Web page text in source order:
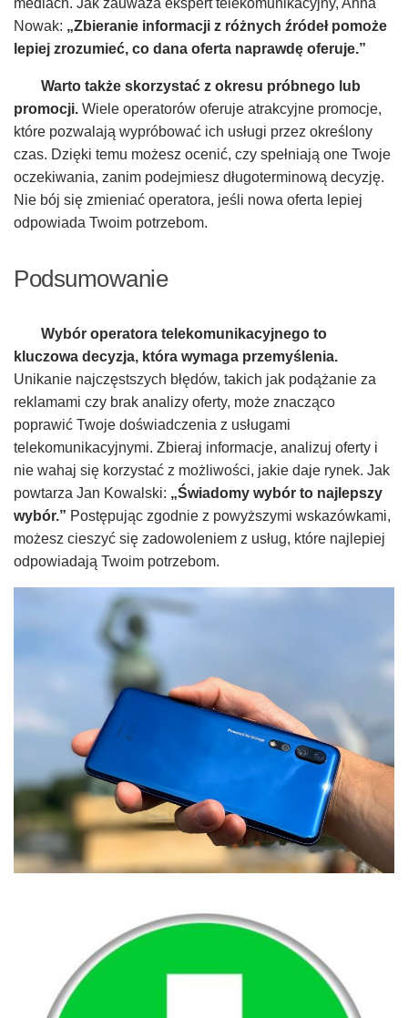
mediach. Jak zauważa ekspert telekomunikacyjny, Anna
Nowak: „Zbieranie informacji z różnych źródeł pomoże
lepiej zrozumieć, co dana oferta naprawdę oferuje.”
Warto także skorzystać z okresu próbnego lub
promocji. Wiele operatorów oferuje atrakcyjne promocje,
które pozwalają wypróbować ich usługi przez określony
czas. Dzięki temu możesz ocenić, czy spełniają one Twoje
oczekiwania, zanim podejmiesz długoterminową decyzję.
Nie bój się zmieniać operatora, jeśli nowa oferta lepiej
odpowiada Twoim potrzebom.
Podsumowanie
Wybór operatora telekomunikacyjnego to
kluczowa decyzja, która wymaga przemyślenia.
Unikanie najczęstszych błędów, takich jak podążanie za
reklamami czy brak analizy oferty, może znacząco
poprawić Twoje doświadczenia z usługami
telekomunikacyjnymi. Zbieraj informacje, analizuj oferty i
nie wahaj się korzystać z możliwości, jakie daje rynek. Jak
powtarza Jan Kowalski: „Świadomy wybór to najlepszy
wybór.” Postępując zgodnie z powyższymi wskazówkami,
możesz cieszyć się zadowoleniem z usług, które najlepiej
odpowiadają Twoim potrzebom.